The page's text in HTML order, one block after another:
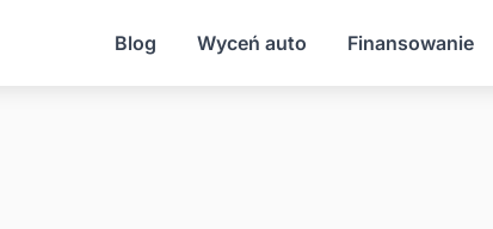
Blog Wyceń auto Finansowanie